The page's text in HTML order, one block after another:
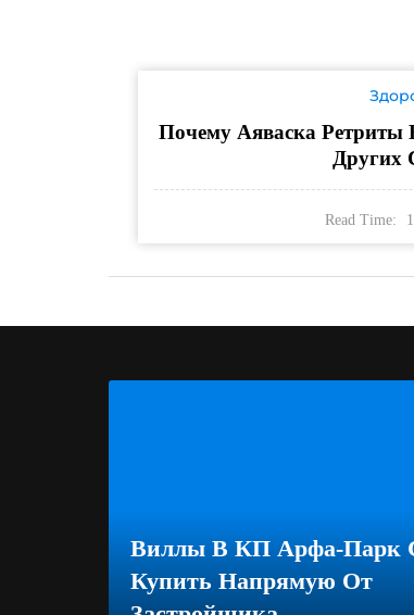
Почему Аяваска
Других
Read Time: 1
Виллы В КП Арфа-Парк
Купить Напрямую От